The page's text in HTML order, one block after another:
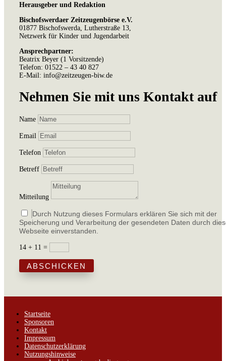
Herausgeber und Redaktion
Bischofswerdaer Zeitzeugenbörse e.V.
01877 Bischofswerda, Lutherstraße 13,
Netzwerk für Kinder und Jugendarbeit
Ansprechpartner:
Beatrix Beyer (1 Vorsitzende)
Telefon: 01522 – 43 40 827
E-Mail: info@zeitzeugen-biw.de
Nehmen Sie mit uns Kontakt auf
Name
Email
Telefon
Betreff
Mitteilung
Durch Nutzung dieses Formulars erklären Sie sich mit der
Speicherung und Verarbeitung der gesendeten Daten durch
Webseite einverstanden.
14 + 11 =
ABSCHICKEN
Startseite
Sponsoren
Kontakt
Impressum
Datenschutzerklärung
Nutzungshinweise